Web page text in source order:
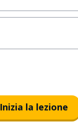
Inizia la lezione